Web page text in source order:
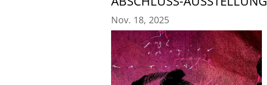
Nov. 18, 2025